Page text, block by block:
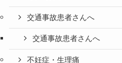
交通事故患者さんへ
交通事故患者さんへ
不妊症・生理痛